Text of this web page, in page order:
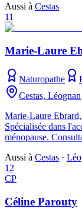
Aussi à Cestas
11
Marie-Laure
Naturopathe
Cestas, Léognan
Marie-Laure
Spécialisée dans
ménopause.
Aussi à Cestas ·
12
CP
Céline Parouty